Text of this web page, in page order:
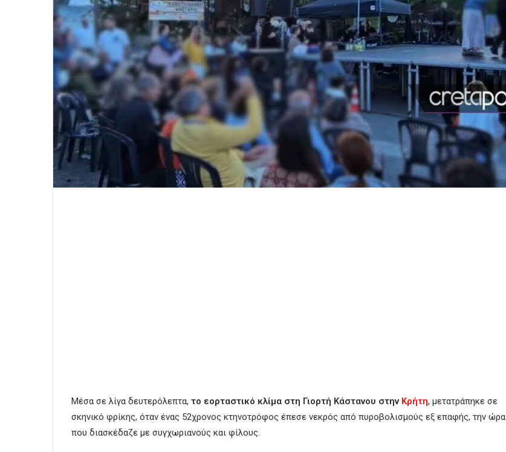
Μέσα σε λίγα δευτερόλεπτα, το εορταστικό κλίμα στη Γιορτή Κάστανου στην Κρήτη, μετατράπηκε σε
σκηνικό φρίκης, όταν ένας 52χρονος κτηνοτρόφος έπεσε νεκρός από πυροβολισμούς εξ επαφής, την ώρα
που διασκέδαζε με συγχωριανούς και φίλους.